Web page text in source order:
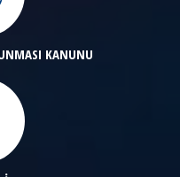
KANUNU